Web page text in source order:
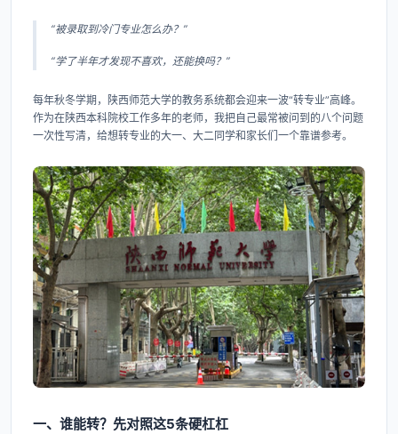
“被录取到冷门专业怎么办？”
“学了半年才发现不喜欢，还能换吗？”
每年秋冬学期，陕西师范大学的教务系统都会迎来一波“转专业”高峰。
作为在陕西本科院校工作多年的老师，我把自己最常被问到的八个问题
一次性写清，给想转专业的大一、大二同学和家长们一个靠谱参考。
一、谁能转？先对照这5条硬杠杠